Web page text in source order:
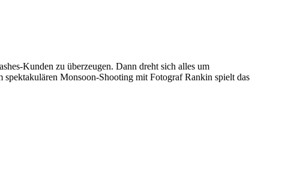
Kunden zu überzeugen. Dann dreht sich alles um
Monsoon-Shooting mit Fotograf Rankin spielt das